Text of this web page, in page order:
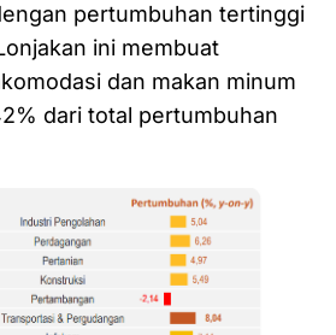
pertumbuhan tertinggi
ini membuat
dan makan minum
dari total pertumbuhan